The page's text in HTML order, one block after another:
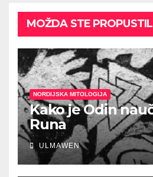
MOŽDA STE
NORDIJSKA MITOLOGIJA
Kako je Odin
Runa
ULMAWEN